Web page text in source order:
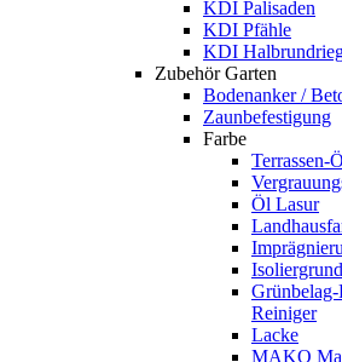
KDI Palisaden
KDI Pfähle
KDI
Zubehör Garten
Bodenanker /
Zaunbefestigung
Farbe
Terrassen-
Öl Lasur
Isoliergrund
Reiniger
Lacke
MAKO